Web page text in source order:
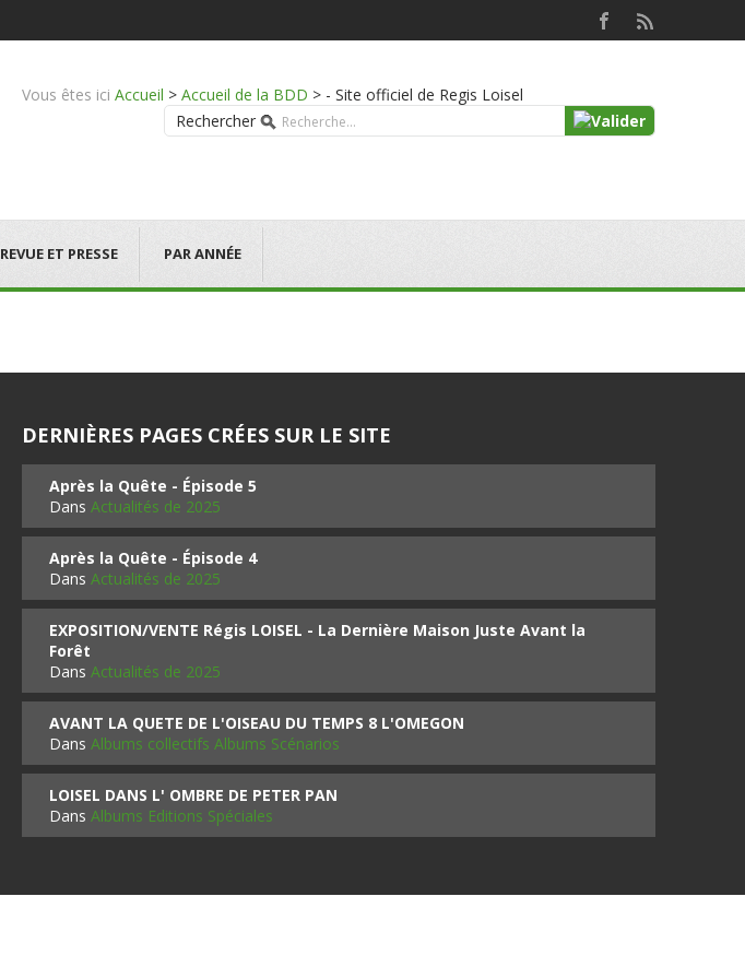
Vous êtes ici Accueil > Accueil de la BDD > - Site officiel de Regis Loisel
Rechercher
REVUE ET PRESSE PAR ANNÉE
DERNIÈRES PAGES CRÉES SUR LE SITE
Après la Quête - Épisode 5
Dans Actualités de 2025
Après la Quête - Épisode 4
Dans Actualités de 2025
EXPOSITION/VENTE Régis LOISEL - La Dernière Maison Juste Avant la
Forêt
Dans Actualités de 2025
AVANT LA QUETE DE L'OISEAU DU TEMPS 8 L'OMEGON
Dans Albums collectifs Albums Scénarios
LOISEL DANS L' OMBRE DE PETER PAN
Dans Albums Editions Spéciales